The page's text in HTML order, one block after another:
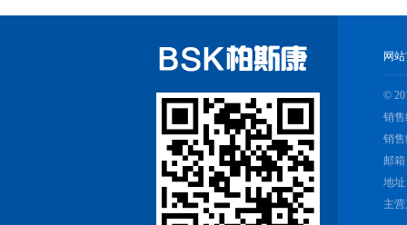
网
©
销售
销售
邮箱
地
主营